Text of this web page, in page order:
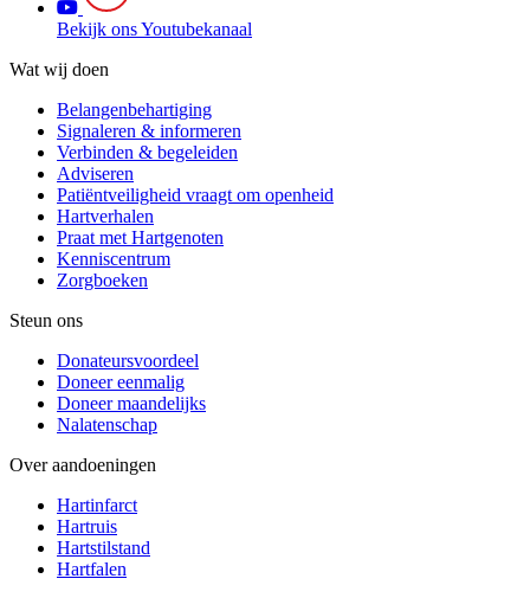
Bekijk ons Youtubekanaal
Wat wij doen
Belangenbehartiging
Signaleren & informeren
Verbinden & begeleiden
Adviseren
Patiëntveiligheid vraagt om openheid
Hartverhalen
Praat met Hartgenoten
Kenniscentrum
Zorgboeken
Steun ons
Donateursvoordeel
Doneer eenmalig
Doneer maandelijks
Nalatenschap
Over aandoeningen
Hartinfarct
Hartruis
Hartstilstand
Hartfalen